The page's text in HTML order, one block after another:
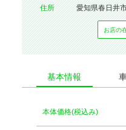
住所
愛知県春日井
お店の
基本情報
本体価格(税込み)